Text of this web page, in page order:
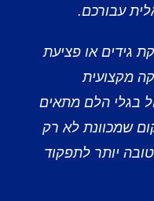
עבורכם.
גידים או פציעת
מקצועית
בגלי הלם מתאים
שמכוונת לא רק
יותר לתפקוד